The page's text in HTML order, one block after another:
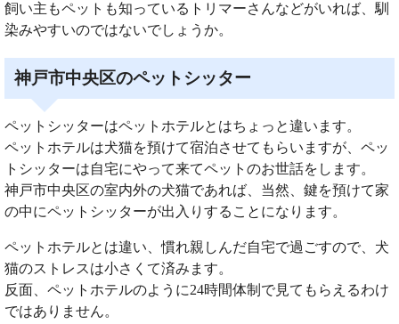
飼い主もペットも知っているトリマーさんなどがいれば、馴
染みやすいのではないでしょうか。
神戸市中央区のペットシッター
ペットシッターはペットホテルとはちょっと違います。
ペットホテルは犬猫を預けて宿泊させてもらいますが、ペッ
トシッターは自宅にやって来てペットのお世話をします。
神戸市中央区の室内外の犬猫であれば、当然、鍵を預けて家
の中にペットシッターが出入りすることになります。
ペットホテルとは違い、慣れ親しんだ自宅で過ごすので、犬
猫のストレスは小さくて済みます。
反面、ペットホテルのように24時間体制で見てもらえるわけ
ではありません。